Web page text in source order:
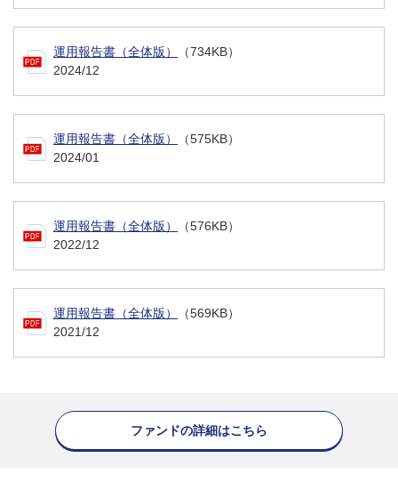
運用報告書（全体版）
（734KB）
2024/12
運用報告書（全体版）
（575KB）
2024/01
運用報告書（全体版）
（576KB）
2022/12
運用報告書（全体版）
（569KB）
2021/12
ファンドの詳細はこちら